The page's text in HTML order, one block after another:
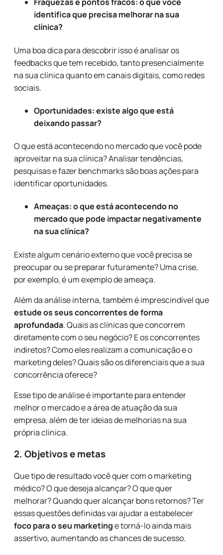
identifica que precisa melhorar na sua
clínica?
Uma boa dica para descobrir isso é analisar os
feedbacks que tem recebido, tanto presencialmente
na sua clínica quanto em canais digitais, como redes
sociais.
Oportunidades: existe algo que está
deixando passar?
O que está acontecendo no mercado que você pode
aproveitar na sua clínica? Analisar tendências,
pesquisas e fazer benchmarks são boas ações para
identificar oportunidades.
Ameaças: o que está acontecendo no
mercado que pode impactar negativamente
na sua clínica?
Existe algum cenário externo que você precisa se
preocupar ou se preparar futuramente? Uma crise,
por exemplo, é um exemplo de ameaça.
Além da análise interna, também é imprescindível que
estude os seus concorrentes de forma
aprofundada. Quais as clínicas que concorrem
diretamente com o seu negócio? E os concorrentes
indiretos? Como eles realizam a comunicação e o
marketing deles? Quais são os diferenciais que a sua
concorrência oferece?
Esse tipo de análise é importante para entender
melhor o mercado e a área de atuação da sua
empresa, além de ter ideias de melhorias na sua
própria clínica.
2. Objetivos e metas
Que tipo de resultado você quer com o marketing
médico? O que deseja alcançar? O que quer
melhorar? Quando quer alcançar bons retornos? Ter
essas questões definidas vai ajudar a estabelecer
foco para o seu marketinge torná-lo ainda mais
assertivo, aumentando as chances de sucesso.